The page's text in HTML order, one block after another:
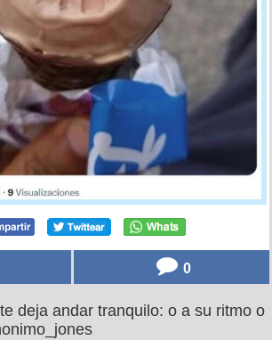
0
deja andar tranquilo: o a su ritmo o